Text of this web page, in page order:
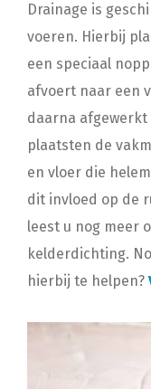
Drainage is
voeren. Hierbij
een speciaal
afvoert naar een
daarna
plaatsten de
en vloer die
dit invloed op de
leest u nog meer
kelderdichting.
hierbij te helpen?